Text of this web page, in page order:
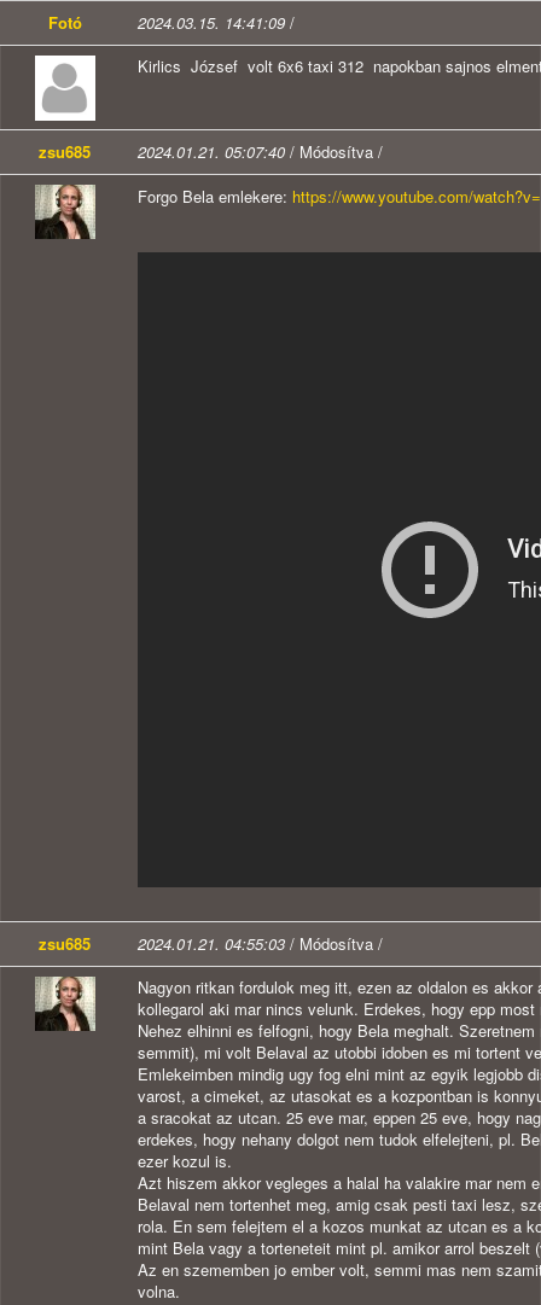
Fotó 2024.03.15. 14:41:09 /
Kirlics József volt 6x6 taxi 312 napokban sajnos
zsu685 2024.01.21. 05:07:40 / Módosítva /
Forgo Bela emlekere: https://www.youtube.com/
zsu685 2024.01.21. 04:55:03 / Módosítva /
Nagyon ritkan fordulok meg itt, ezen az oldalon es
kollegarol aki mar nincs velunk. Erdekes, hogy epp
Nehez elhinni es felfogni, hogy Bela meghalt.
semmit), mi volt Belaval az utobbi idoben es mi tortent
Emlekeimben mindig ugy fog elni mint az egyik legjobb
varost, a cimeket, az utasokat es a kozpontban is
a sracokat az utcan. 25 eve mar, eppen 25 eve, hogy
erdekes, hogy nehany dolgot nem tudok elfelejteni, pl.
ezer kozul is.
Azt hiszem akkor vegleges a halal ha valakire mar
Belaval nem tortenhet meg, amig csak pesti taxi lesz,
rola. En sem felejtem el a kozos munkat az utcan es a
mint Bela vagy a torteneteit mint pl. amikor arrol
Az en szememben jo ember volt, semmi mas nem
volna.